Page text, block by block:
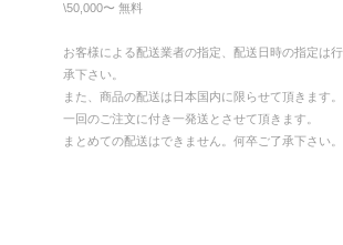
\50,000〜 無料
お客様による配送業者の指定、配送日時の指定は
承下さい。
また、商品の配送は日本国内に限らせて頂きます。
一回のご注文に付き一発送とさせて頂きます。
まとめての配送はできません。何卒ご了承下さい。